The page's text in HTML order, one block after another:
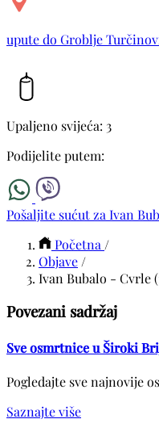
upute do Groblje
Upaljeno svijeća: 3
Podijelite putem:
Pošaljite sućut za Ivan
Početna /
Objave /
Ivan Bubalo - Cvrle
Povezani sadržaj
Sve osmrtnice u Široki
Pogledajte sve najnovije
Saznajte više